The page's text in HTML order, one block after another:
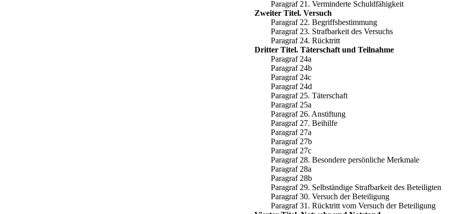
Paragraf 21. Verminderte Schuldfähigkeit
Zweiter Titel. Versuch
Paragraf 22. Begriffsbestimmung
Paragraf 23. Strafbarkeit des Versuchs
Paragraf 24. Rücktritt
Dritter Titel. Täterschaft und Teilnahme
Paragraf 24a
Paragraf 24b
Paragraf 24c
Paragraf 24d
Paragraf 25. Täterschaft
Paragraf 25a
Paragraf 26. Anstiftung
Paragraf 27. Beihilfe
Paragraf 27a
Paragraf 27b
Paragraf 27c
Paragraf 28. Besondere persönliche Merkmale
Paragraf 28a
Paragraf 28b
Paragraf 29. Selbständige Strafbarkeit des Beteiligten
Paragraf 30. Versuch der Beteiligung
Paragraf 31. Rücktritt vom Versuch der Beteiligung